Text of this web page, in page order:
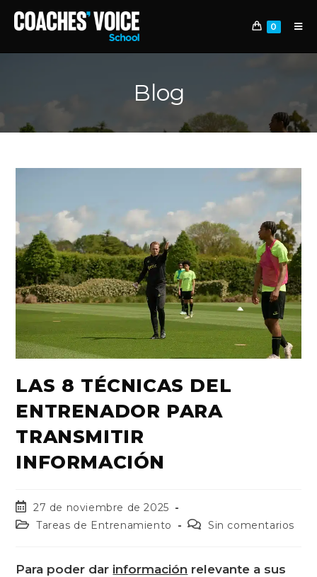
0
Blog
LAS 8 TÉCNICAS DEL
ENTRENADOR PARA
TRANSMITIR
INFORMACIÓN
27 de noviembre de 2025
Tareas de Entrenamiento
Sin comentarios
Para poder dar información relevante a sus